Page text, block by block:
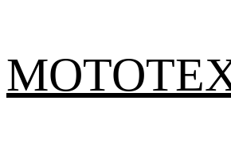
содержимому